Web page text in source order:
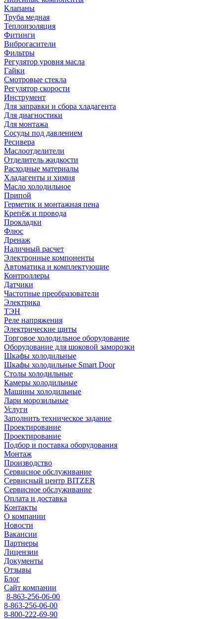
Клапаны
Труба медная
Теплоизоляция
Фитинги
Виброгасители
Фильтры
Регулятор уровня масла
Гайки
Смотровые стекла
Регулятор скорости
Инструмент
Для заправки и сбора хладагента
Для диагностики
Для монтажа
Сосуды под давлением
Ресивера
Маслоотделители
Отделитель жидкости
Расходные материалы
Хладагенты и химия
Масло холодильное
Припой
Герметик и монтажная пена
Крепёж и провода
Прокладки
Флюс
Дренаж
Наличный расчет
Электронные компоненты
Автоматика и комплектующие
Контроллеры
Датчики
Частотные преобразователи
Электрика
ТЭН
Реле напряжения
Электрические щиты
Торговое холодильное оборудование
Оборудование для шоковой заморозки
Шкафы холодильные
Шкафы холодильные Smart Door
Столы холодильные
Камеры холодильные
Машины холодильные
Лари морозильные
Услуги
Заполнить техническое задание
Проектирование
Проектирование
Подбор и поставка оборудования
Монтаж
Производство
Сервисное обслуживание
Сервисный центр BITZER
Сервисное обслуживание
Оплата и доставка
Контакты
О компании
Новости
Вакансии
Партнеры
Лицензии
Документы
Отзывы
Блог
Сайт компании
8-863-256-06-00
8-863-256-06-00
8-800-222-69-90